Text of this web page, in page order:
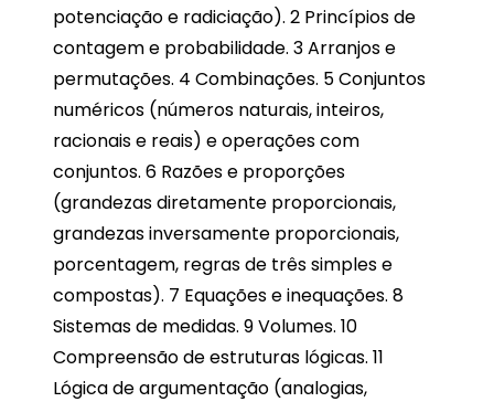
potenciação e radiciação). 2 Princípios de
contagem e probabilidade. 3 Arranjos e
permutações. 4 Combinações. 5 Conjuntos
numéricos (números naturais, inteiros,
racionais e reais) e operações com
conjuntos. 6 Razões e proporções
(grandezas diretamente proporcionais,
grandezas inversamente proporcionais,
porcentagem, regras de três simples e
compostas). 7 Equações e inequações. 8
Sistemas de medidas. 9 Volumes. 10
Compreensão de estruturas lógicas. 11
Lógica de argumentação (analogias,